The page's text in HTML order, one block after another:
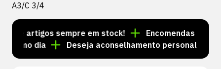
A3/C 3/4
de artigos sempre em stock!
Encomendas feitas
dia
Deseja aconselhamento personalizado?